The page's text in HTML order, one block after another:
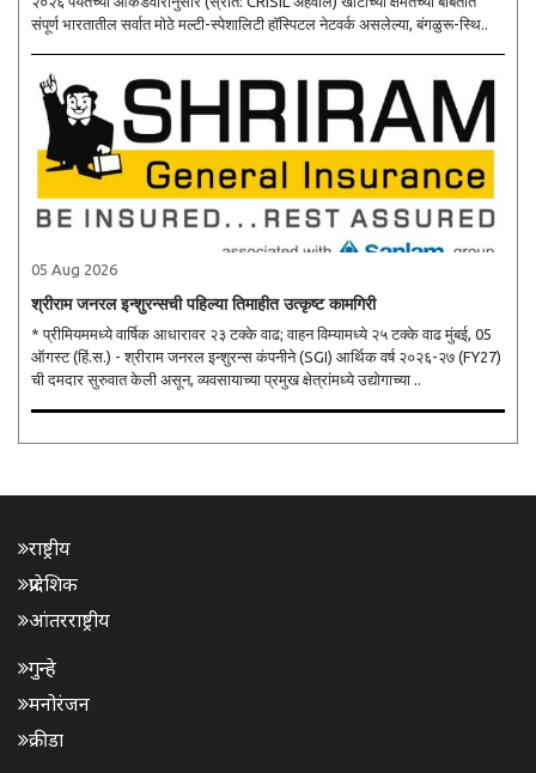
संपूर्ण भारतातील सर्वात मोठे मल्टी-स्पेशालिटी हॉस्पिटल नेटवर्क असलेल्या, बंगळुरू-स्थि..
05 Aug 2026
श्रीराम जनरल इन्शुरन्सची पहिल्या तिमाहीत उत्कृष्ट कामगिरी
* प्रीमियममध्ये वार्षिक आधारावर २३ टक्के वाढ; वाहन विम्यामध्ये २५ टक्के वाढ मुंबई, 05
ऑगस्ट (हिं.स.) - श्रीराम जनरल इन्शुरन्स कंपनीने (SGI) आर्थिक वर्ष २०२६-२७ (FY27)
ची दमदार सुरुवात केली असून, व्यवसायाच्या प्रमुख क्षेत्रांमध्ये उद्योगाच्या ..
राष्ट्रीय
प्रादेशिक
आंतरराष्ट्रीय
गुन्हे
मनोरंजन
क्रीडा